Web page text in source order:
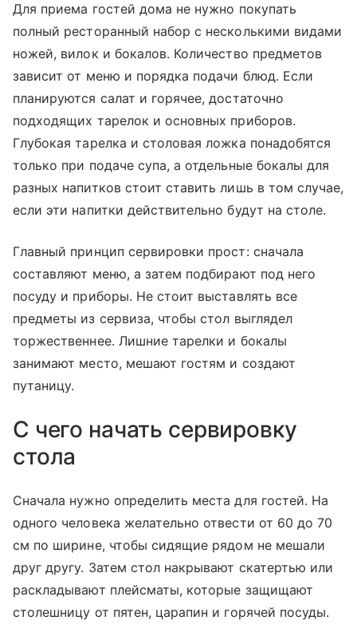
Для приема гостей дома не нужно покупать
полный ресторанный набор с несколькими видами
ножей, вилок и бокалов. Количество предметов
зависит от меню и порядка подачи блюд. Если
планируются салат и горячее, достаточно
подходящих тарелок и основных приборов.
Глубокая тарелка и столовая ложка понадобятся
только при подаче супа, а отдельные бокалы для
разных напитков стоит ставить лишь в том случае,
если эти напитки действительно будут на столе.
Главный принцип сервировки прост: сначала
составляют меню, а затем подбирают под него
посуду и приборы. Не стоит выставлять все
предметы из сервиза, чтобы стол выглядел
торжественнее. Лишние тарелки и бокалы
занимают место, мешают гостям и создают
путаницу.
С чего начать сервировку
стола
Сначала нужно определить места для гостей. На
одного человека желательно отвести от 60 до 70
см по ширине, чтобы сидящие рядом не мешали
друг другу. Затем стол накрывают скатертью или
раскладывают плейсматы, которые защищают
столешницу от пятен, царапин и горячей посуды.